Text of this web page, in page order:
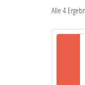
Alle 4